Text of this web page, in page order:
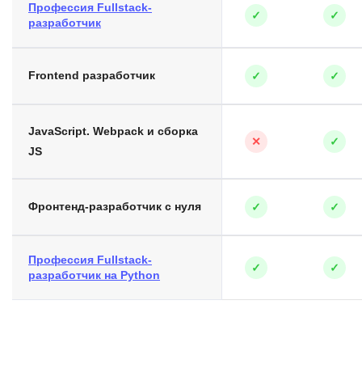
Профессия Fullstack-
разработчик
✓ ✓
Frontend разработчик ✓ ✓
JavaScript. Webpack и сборка
JS
✕ ✓
Фронтенд-разработчик с нуля ✓ ✓
Профессия Fullstack-
разработчик на Python
✓ ✓